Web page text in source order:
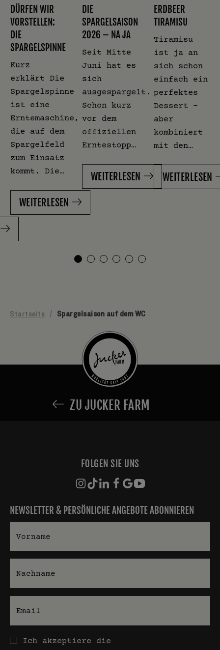
DÜRFEN WIR
VORSTELLEN:
DIE
SPARGELSPINNE
Kurz
erklärt Die
Spargelspinne
ist eine
Erntemaschine,
die auf dem
Spargelfeld
zum Einsatz
kommt. Die…
WEITERLESEN
DIE
SPARGELSAISON
2026 – NA JA
Seit Mitte
Juni hat es
sich
ausgespargelt.
Schon kurz
vor dem
offiziellen
Erntestopp…
WEITERLESEN
ERDBEER
TIRAMISU
Tiramisu
ist ja an
sich schon
einfach ein
perfektes
Dessert –
aber
kombiniert
mit den…
WEITERLESEN
Startseite / Spargelsaison auf dem WC
ZU JUCKER FARM
FOLGEN SIE UNS
NEWSLETTER & PERSÖNLICHE ANGEBOTE ABONNIEREN
Datenschutz
Ich akzeptiere die